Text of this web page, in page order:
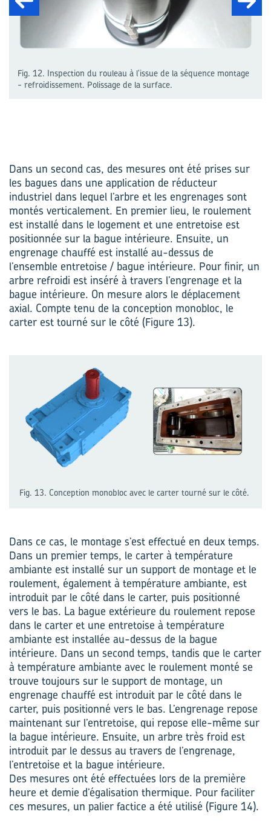
Fig. 12. Inspection du rouleau à l'issue de la séquence montage
- refroidissement. Polissage de la surface.
Dans un second cas, des mesures ont été prises sur
les bagues dans une application de réducteur
industriel dans lequel l’arbre et les engrenages sont
montés verticalement. En premier lieu, le roulement
est installé dans le logement et une entretoise est
positionnée sur la bague intérieure. Ensuite, un
engrenage chauffé est installé au-dessus de
l’ensemble entretoise / bague intérieure. Pour finir, un
arbre refroidi est inséré à travers l’engrenage et la
bague intérieure. On mesure alors le déplacement
axial. Compte tenu de la conception monobloc, le
carter est tourné sur le côté (Figure 13).
Fig. 13. Conception monobloc avec le carter tourné sur le côté.
Dans ce cas, le montage s’est effectué en deux temps.
Dans un premier temps, le carter à température
ambiante est installé sur un support de montage et le
roulement, également à température ambiante, est
introduit par le côté dans le carter, puis positionné
vers le bas. La bague extérieure du roulement repose
dans le carter et une entretoise à température
ambiante est installée au-dessus de la bague
intérieure. Dans un second temps, tandis que le carter
à température ambiante avec le roulement monté se
trouve toujours sur le support de montage, un
engrenage chauffé est introduit par le côté dans le
carter, puis positionné vers le bas. L’engrenage repose
maintenant sur l’entretoise, qui repose elle-même sur
la bague intérieure. Ensuite, un arbre très froid est
introduit par le dessus au travers de l’engrenage,
l’entretoise et la bague intérieure.
Des mesures ont été effectuées lors de la première
heure et demie d’égalisation thermique. Pour faciliter
ces mesures, un palier factice a été utilisé (Figure 14).